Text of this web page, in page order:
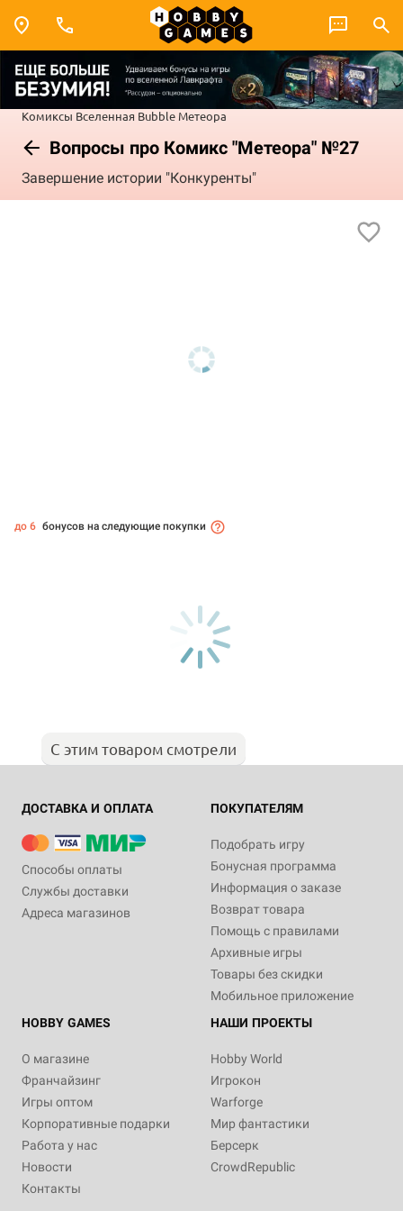
Комиксы Вселенная Bubble Метеора
Вопросы про Комикс "Метеора" №27
Завершение истории "Конкуренты"
до 6 бонусов на следующие покупки
С этим товаром смотрели
ДОСТАВКА И ОПЛАТА
Способы оплаты
Службы доставки
Адреса магазинов
ПОКУПАТЕЛЯМ
Подобрать игру
Бонусная программа
Информация о заказе
Возврат товара
Помощь с правилами
Архивные игры
Товары без скидки
Мобильное приложение
HOBBY GAMES
О магазине
Франчайзинг
Игры оптом
Корпоративные подарки
Работа у нас
Новости
Контакты
НАШИ ПРОЕКТЫ
Hobby World
Игрокон
Warforge
Мир фантастики
Берсерк
CrowdRepublic